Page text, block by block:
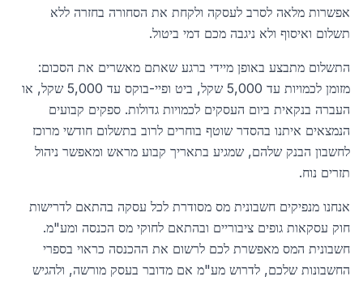
אפשרות מלאה לסרב לעסקה ולקחת את הסחורה בחזרה ללא
תשלום ואיסוף ולא ניגבה מכם דמי ביטול.
התשלום מתבצע באופן מיידי ברגע שאתם מאשרים את הסכום:
מזומן לכמויות עד 5,000 שקל, ביט ופיי-בוקס עד 5,000 שקל, או
העברה בנקאית ביום העסקים לכמויות גדולות. ספקים קבועים
הנמצאים איתנו בהסדר שוטף בוחרים לרוב בתשלום חודשי מרוכז
לחשבון הבנק שלהם, שמגיע בתאריך קבוע מראש ומאפשר ניהול
תזרים נוח.
אנחנו מנפיקים חשבונית מס מסודרת לכל עסקה בהתאם לדרישות
חוק עסקאות גופים ציבוריים ובהתאם לחוקי מס הכנסה ומע"מ.
חשבונית המס מאפשרת לכם לרשום את ההכנסה כראוי בספרי
החשבונות שלכם, לדרוש מע"מ אם מדובר בעסק מורשה, ולהגיש